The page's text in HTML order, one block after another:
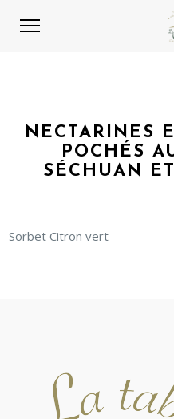
NECTARINES
POCHÉS
SÉCHUAN
Sorbet Citron vert